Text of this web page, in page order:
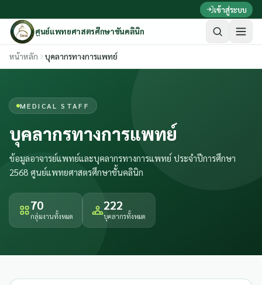
เข้าสู่ระบบ
ศูนย์แพทยศาสตรศึกษาชั้นคลินิก
หน้าหลัก บุคลากรทางการแพทย์
MEDICAL STAFF
บุคลากรทางการแพทย์
ข้อมูลอาจารย์แพทย์และบุคลากรทางการแพทย์ ประจำปีการศึกษา
2568 ศูนย์แพทยศาสตรศึกษาชั้นคลินิก
70
กลุ่มงานทั้งหมด
222
บุคลากรทั้งหมด